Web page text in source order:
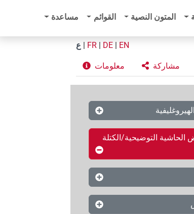
المتون النصية القوائم مساعدة
EN
DE
FR ع
مشاركة معلومات
الحاشية التوضيحية/الكتلة